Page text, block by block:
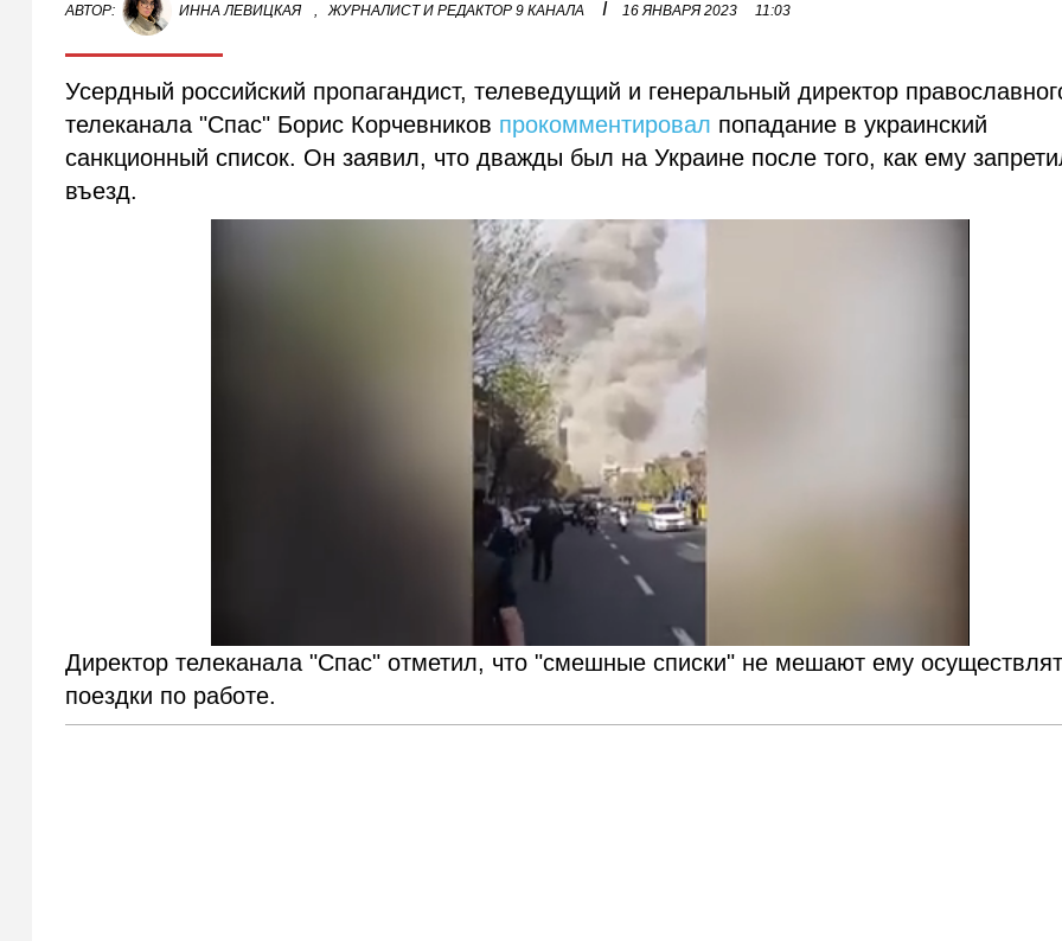
АВТОР: ИННА ЛЕВИЦКАЯ , ЖУРНАЛИСТ И РЕДАКТОР 9 КАНАЛА I 16 ЯНВАРЯ 2023 11:03
Усердный российский пропагандист, телеведущий и генеральный директор
телеканала "Спас" Борис Корчевников прокомментировал попадание в украинский
санкционный список. Он заявил, что дважды был на Украине после того, как ему
въезд.
Директор телеканала "Спас" отметил, что "смешные списки" не мешают ему
поездки по работе.